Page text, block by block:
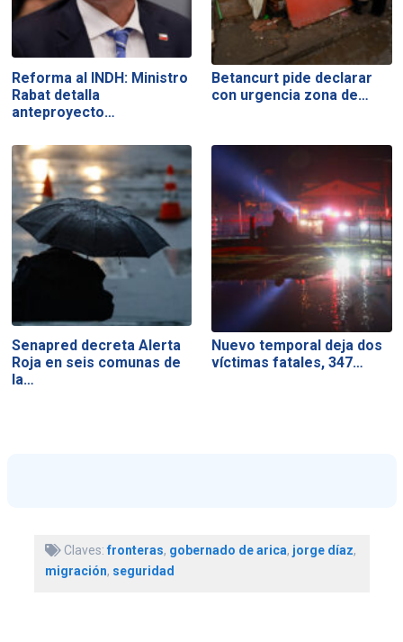
Reforma al INDH: Ministro
Rabat detalla
anteproyecto…
Betancurt pide declarar
con urgencia zona de…
Senapred decreta Alerta
Roja en seis comunas de
la…
Nuevo temporal deja dos
víctimas fatales, 347…
Claves:fronteras, gobernado de arica, jorge díaz,
migración, seguridad